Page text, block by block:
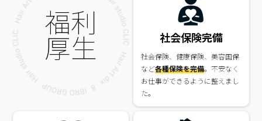
福利
厚生 社会保険完備
社会保険、健康保険、美容国保
など各種保険を完備。不安なく
お仕事ができるように整えまし
た。